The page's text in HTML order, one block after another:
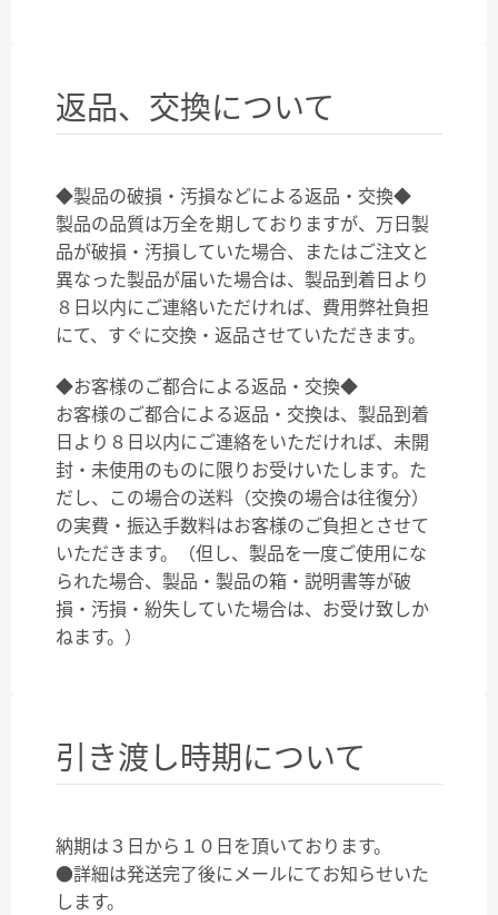
返品、交換について
◆製品の破損・汚損などによる返品・交換◆
製品の品質は万全を期しておりますが、万日製
品が破損・汚損していた場合、またはご注文と
異なった製品が届いた場合は、製品到着日より
８日以内にご連絡いただければ、費用弊社負担
にて、すぐに交換・返品させていただきます。
◆お客様のご都合による返品・交換◆
お客様のご都合による返品・交換は、製品到着
日より８日以内にご連絡をいただければ、未開
封・未使用のものに限りお受けいたします。た
だし、この場合の送料（交換の場合は往復分）
の実費・振込手数料はお客様のご負担とさせて
いただきます。（但し、製品を一度ご使用にな
られた場合、製品・製品の箱・説明書等が破
損・汚損・紛失していた場合は、お受け致しか
ねます。）
引き渡し時期について
納期は３日から１０日を頂いております。
●詳細は発送完了後にメールにてお知らせいた
します。